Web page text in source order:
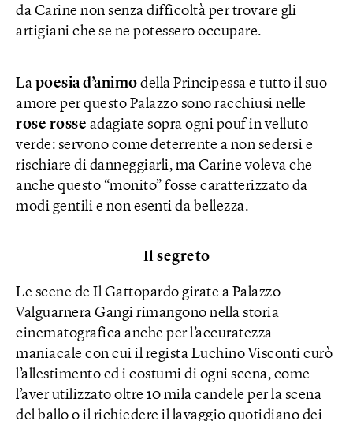
da Carine non senza difficoltà per trovare gli
artigiani che se ne potessero occupare.
La poesia d’animo della Principessa e tutto il suo
amore per questo Palazzo sono racchiusi nelle
rose rosse adagiate sopra ogni pouf in velluto
verde: servono come deterrente a non sedersi e
rischiare di danneggiarli, ma Carine voleva che
anche questo “monito” fosse caratterizzato da
modi gentili e non esenti da bellezza.
Il segreto
Le scene de Il Gattopardo girate a Palazzo
Valguarnera Gangi rimangono nella storia
cinematografica anche per l’accuratezza
maniacale con cui il regista Luchino Visconti curò
l’allestimento ed i costumi di ogni scena, come
l’aver utilizzato oltre 10 mila candele per la scena
del ballo o il richiedere il lavaggio quotidiano dei